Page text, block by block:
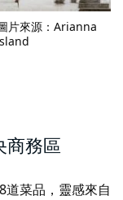
片來源：Arianna
商務區
菜品，靈感來自